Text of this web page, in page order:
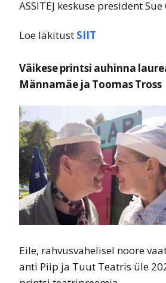
ASSITEJ keskuse president Sue
Loe läkitust SIIT
Väikese printsi auhinna
Männamäe ja Toomas Tross
Eile, rahvusvahelisel noore
anti Piip ja Tuut Teatris üle